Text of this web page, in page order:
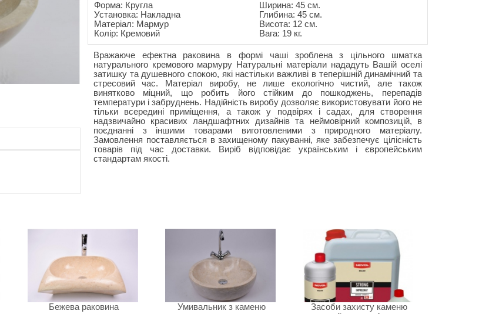
Форма: Кругла
Установка: Накладна
Матеріал: Мармур
Колір: Кремовий
Ширина: 45 см.
Глибина: 45 см.
Висота: 12 см.
Вага: 19 кг.
Вражаюче ефектна раковина в формі чаші зроблена з цільного шматка
натурального кремового мармуру Натуральні матеріали нададуть Вашій оселі
затишку та душевного спокою, які настільки важливі в теперішній динамічний та
стресовий час. Матеріал виробу, не лише екологічно чистий, але також
винятково міцний, що робить його стійким до пошкоджень, перепадів
температури і забруднень. Надійність виробу дозволяє використовувати його не
тільки всередині приміщення, а також у подвірях і садах, для створення
надзвичайно красивих ландшафтних дизайнів та неймовірний композицій, в
поєднанні з іншими товарами виготовленими з природного матеріалу.
Замовлення поставляється в захищеному пакуванні, яке забезпечує цілісність
товарів під час доставки. Виріб відповідає українським і європейським
стандартам якості.
Бежева раковина Умивальник з каменю
Засоби захисту каменю